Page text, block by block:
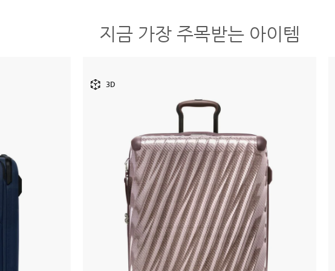
지금 가장 주목받는 아이템
3D